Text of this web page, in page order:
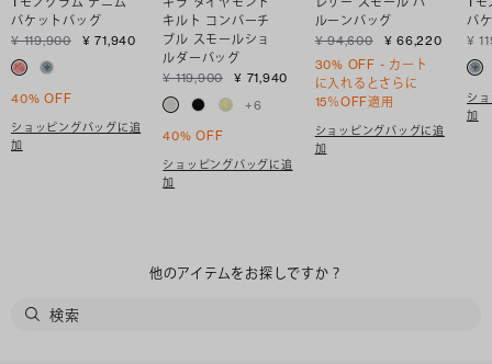
バケットバッグ
¥ 119,900
¥ 71,940
40% OFF
ショッピングバッグに追
加
キルト コンバーチ
ブル スモールショ
ルダーバッグ
¥ 119,900
¥ 71,940
+6
40% OFF
ショッピングバッグに追
加
ルーンバッグ
¥ 94,600
¥ 66,220
30% OFF - カート
に入れるとさらに
15％OFF適用
ショッピングバッグに追
加
バ
¥
シ
加
他のアイテムをお探しですか？